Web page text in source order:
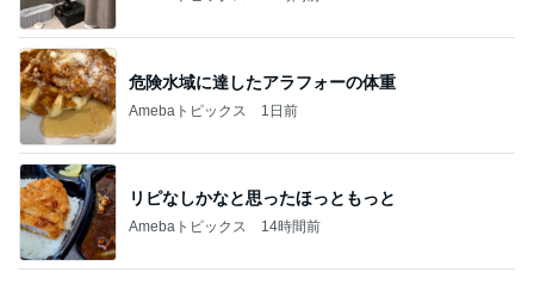
危険水域に達したアラフォーの体重
Amebaトピックス 1日前
リピなしかなと思ったほっともっと
Amebaトピックス 14時間前